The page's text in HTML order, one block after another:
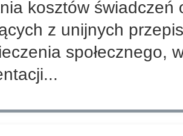
kosztów
z unijnych
społecznego,